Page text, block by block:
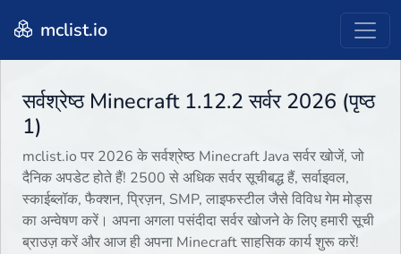
mclist.io
सर्वश्रेष्ठ Minecraft 1.12.2 सर्वर 2026 (पृष्ठ
1)
mclist.io पर 2026 के सर्वश्रेष्ठ Minecraft Java सर्वर खोजें, जो
दैनिक अपडेट होते हैं! 2500 से अधिक सर्वर सूचीबद्ध हैं, सर्वाइवल,
स्काईब्लॉक, फैक्शन, प्रिज़न, SMP, लाइफस्टील जैसे विविध गेम मोड्स
का अन्वेषण करें। अपना अगला पसंदीदा सर्वर खोजने के लिए हमारी सूची
ब्राउज़ करें और आज ही अपना Minecraft साहसिक कार्य शुरू करें!